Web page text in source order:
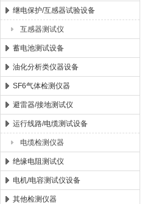
继电保护/互感器试验设备
互感器测试仪
蓄电池测试设备
油化分析类仪器设备
SF6气体检测仪器
避雷器/接地测试仪
运行线路/电缆测试设备
电缆检测仪器
绝缘电阻测试仪
电机/电容测试仪设备
其他检测仪器